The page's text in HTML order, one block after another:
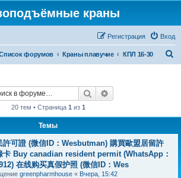
краны
Вход
Регистрация
форумов Краны плавучие КПЛ 16-30
Поиск
20 тем • Страница 1 из 1
Темы
許可證 (微信ID：Wesbutman) 購買歐盟居留許
卡 Buy canadian resident permit (WhatsApp：
在线购买真假护照 (微信ID：Wes
greenpharmhouse « Вчера, 15:42